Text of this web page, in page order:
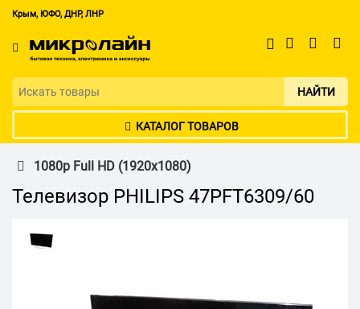
Крым, ЮФО, ДНР, ЛНР
НАЙТИ
КАТАЛОГ ТОВАРОВ
1080р Full HD (1920х1080)
Телевизор PHILIPS 47PFT6309/60